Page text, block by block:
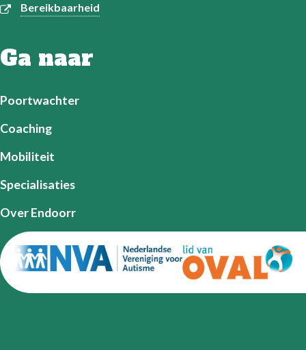
Bereikbaarheid
Ga naar
Poortwachter
Coaching
Mobiliteit
Specialisaties
Over Endoorr